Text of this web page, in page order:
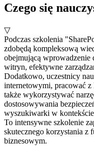
Czego się
▽
Podczas szkolenia
zdobędą kompleksową
obejmującą
witryn, efektywne
Dodatkowo, uczestnicy
internetowymi, pracować
także wykorzystywać
dostosowywania
wyszukiwarki w
To intensywne szkolenie
skutecznego korzystania z
biznesowym.